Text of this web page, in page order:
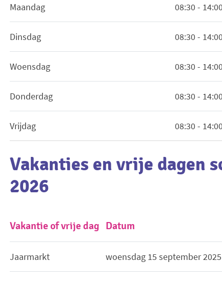
Maandag 08:30 -
Dinsdag 08:30 -
Woensdag 08:30 -
Donderdag 08:30 -
Vrijdag 08:30 -
Vakanties en vrije dagen
2026
Vakantie of vrije dag Datum
Jaarmarkt woensdag 15 september 2025